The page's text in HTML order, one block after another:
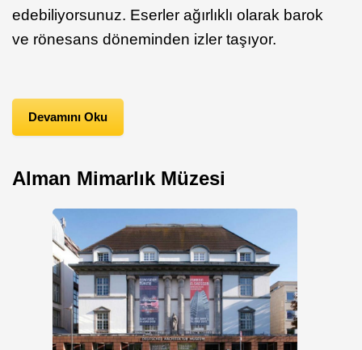
edebiliyorsunuz. Eserler ağırlıklı olarak barok
ve rönesans döneminden izler taşıyor.
Devamını Oku
Alman Mimarlık Müzesi